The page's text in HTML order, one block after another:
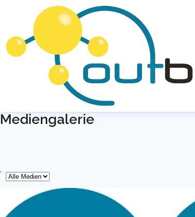
Mediengalerie